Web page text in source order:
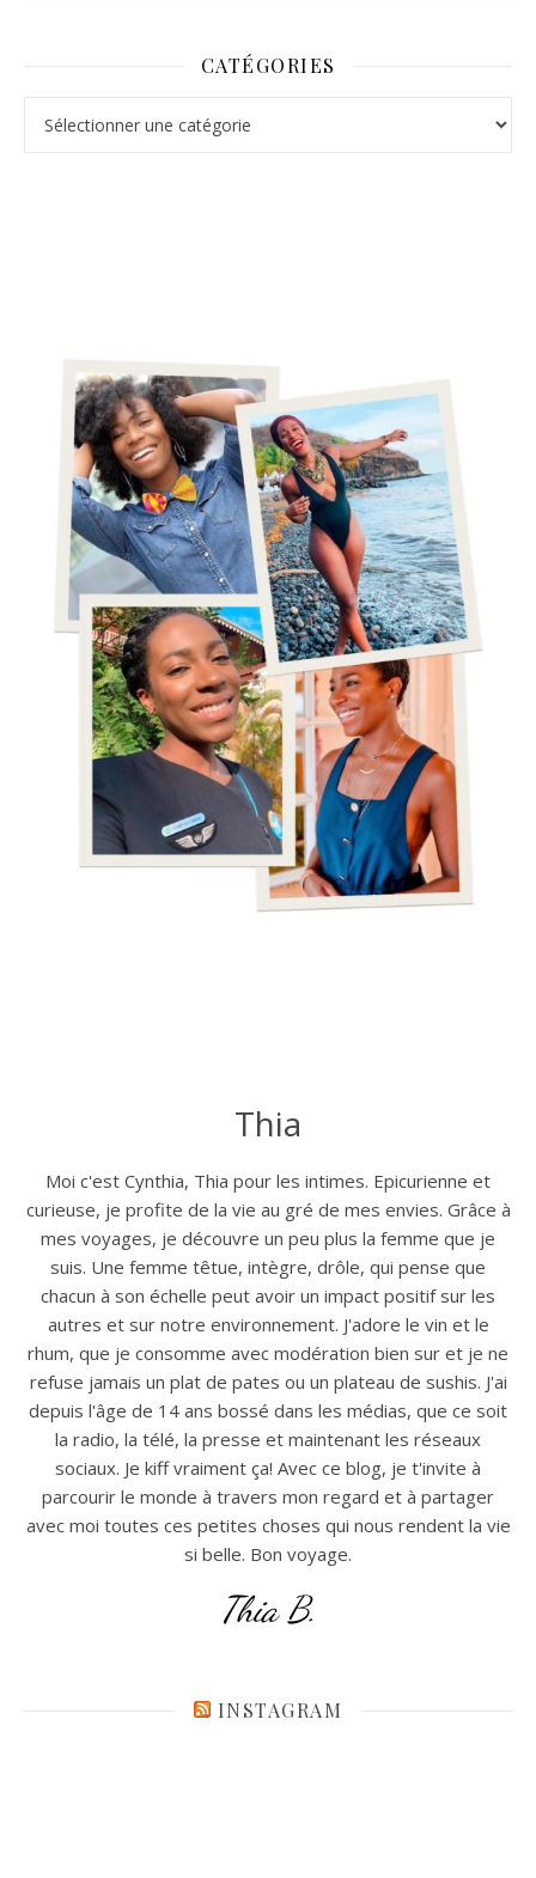
CATÉGORIES
Thia
Moi c'est Cynthia, Thia pour les intimes. Epicurienne et
curieuse, je profite de la vie au gré de mes envies. Grâce à
mes voyages, je découvre un peu plus la femme que je
suis. Une femme têtue, intègre, drôle, qui pense que
chacun à son échelle peut avoir un impact positif sur les
autres et sur notre environnement. J'adore le vin et le
rhum, que je consomme avec modération bien sur et je ne
refuse jamais un plat de pates ou un plateau de sushis. J'ai
depuis l'âge de 14 ans bossé dans les médias, que ce soit
la radio, la télé, la presse et maintenant les réseaux
sociaux. Je kiff vraiment ça! Avec ce blog, je t'invite à
parcourir le monde à travers mon regard et à partager
avec moi toutes ces petites choses qui nous rendent la vie
si belle. Bon voyage.
Thia B.
INSTAGRAM